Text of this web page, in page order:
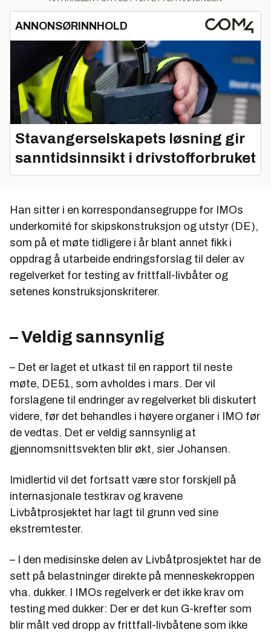
ANNONSØRINNHOLD
Stavangerselskapets løsning gir
sanntidsinnsikt i drivstofforbruket
Han sitter i en korrespondansegruppe for IMOs
underkomité for skipskonstruksjon og utstyr (DE),
som på et møte tidligere i år blant annet fikk i
oppdrag å utarbeide endringsforslag til deler av
regelverket for testing av frittfall-livbåter og
setenes konstruksjonskriterer.
– Veldig sannsynlig
– Det er laget et utkast til en rapport til neste
møte, DE51, som avholdes i mars. Der vil
forslagene til endringer av regelverket bli diskutert
videre, før det behandles i høyere organer i IMO før
de vedtas. Det er veldig sannsynlig at
gjennomsnittsvekten blir økt, sier Johansen.
Imidlertid vil det fortsatt være stor forskjell på
internasjonale testkrav og kravene
Livbåtprosjektet har lagt til grunn ved sine
ekstremtester.
– I den medisinske delen av Livbåtprosjektet har de
sett på belastninger direkte på menneskekroppen
vha. dukker. I IMOs regelverk er det ikke krav om
testing med dukker: Der er det kun G-krefter som
blir målt ved dropp av frittfall-livbåtene som ikke